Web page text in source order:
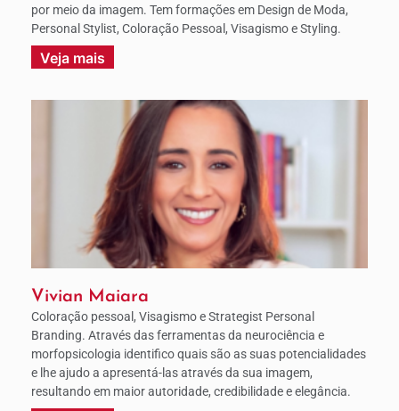
por meio da imagem. Tem formações em Design de Moda,
Personal Stylist, Coloração Pessoal, Visagismo e Styling.
Veja mais
Vivian Maiara
Coloração pessoal, Visagismo e Strategist Personal
Branding. Através das ferramentas da neurociência e
morfopsicologia identifico quais são as suas potencialidades
e lhe ajudo a apresentá-las através da sua imagem,
resultando em maior autoridade, credibilidade e elegância.